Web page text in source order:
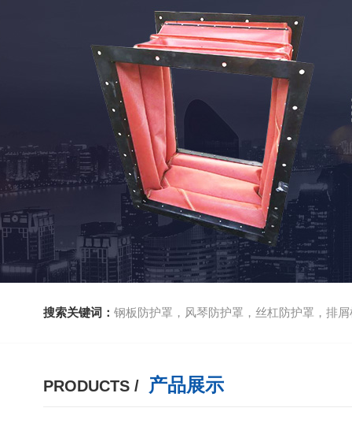
搜索关键词： 钢板防护罩，风琴防护罩，丝杠防护罩，排屑机
PRODUCTS / 产品展示